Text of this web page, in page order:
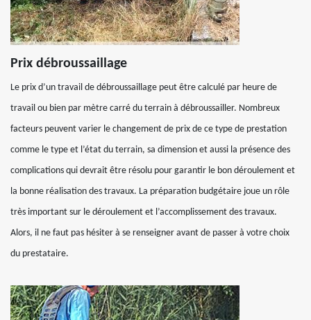
Prix débroussaillage
Le prix d’un travail de débroussaillage peut être calculé par heure de
travail ou bien par mètre carré du terrain à débroussailler. Nombreux
facteurs peuvent varier le changement de prix de ce type de prestation
comme le type et l’état du terrain, sa dimension et aussi la présence des
complications qui devrait être résolu pour garantir le bon déroulement et
la bonne réalisation des travaux. La préparation budgétaire joue un rôle
très important sur le déroulement et l’accomplissement des travaux.
Alors, il ne faut pas hésiter à se renseigner avant de passer à votre choix
du prestataire.